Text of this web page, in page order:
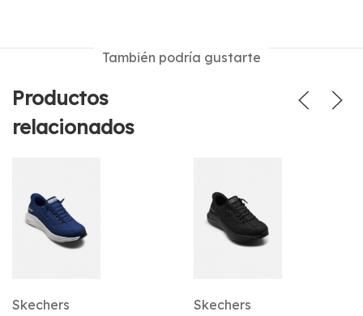
También podría gustarte
Productos
relacionados
Skechers Skechers